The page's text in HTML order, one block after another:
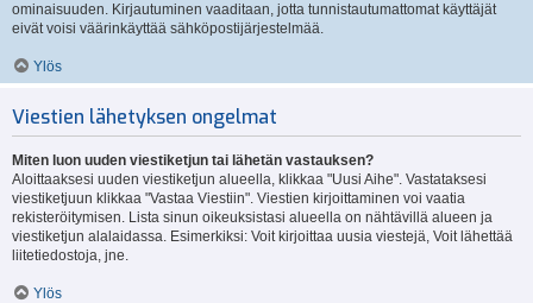
ominaisuuden. Kirjautuminen vaaditaan, jotta tunnistautumattomat käyttäjät
eivät voisi väärinkäyttää sähköpostijärjestelmää.
Ylös
Viestien lähetyksen ongelmat
Miten luon uuden viestiketjun tai lähetän vastauksen?
Aloittaaksesi uuden viestiketjun alueella, klikkaa "Uusi Aihe". Vastataksesi
viestiketjuun klikkaa "Vastaa Viestiin". Viestien kirjoittaminen voi vaatia
rekisteröitymisen. Lista sinun oikeuksistasi alueella on nähtävillä alueen ja
viestiketjun alalaidassa. Esimerkiksi: Voit kirjoittaa uusia viestejä, Voit lähettää
liitetiedostoja, jne.
Ylös